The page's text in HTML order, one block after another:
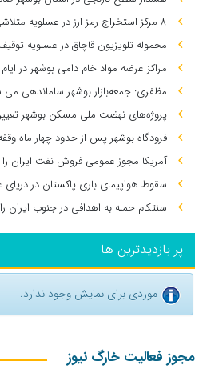
۸ مرکز استخراج رمز ارز در عسلویه متلاشی شد
محموله تلویزیون قاچاق در عسلویه
مراکز عرضه مواد خام دامی بوشهر در
مظفری: جمعه‌بازار بوشهر ساماندهی
پروژه‌های نهضت ملی مسکن بوشهر
فرودگاه بوشهر پس از حدود چهار ماه
آمریکا مجوز عمومی فروش نفت ایران را
سقوط هواپیمای باری پاکستان در دریای
سنتکام حمله به اهدافی در جنوب ایران را
پر بازدیدترین ها
موردی برای نمایش وجود ندارد.
مجوز فعالیت خارگ نیوز